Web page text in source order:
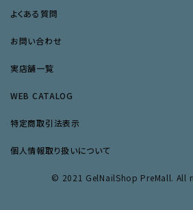
よくある質問
お問い合わせ
実店舗一覧
WEB CATALOG
特定商取引法表示
個人情報取り扱いについて
© 2021 GelNailShop PreMall. All